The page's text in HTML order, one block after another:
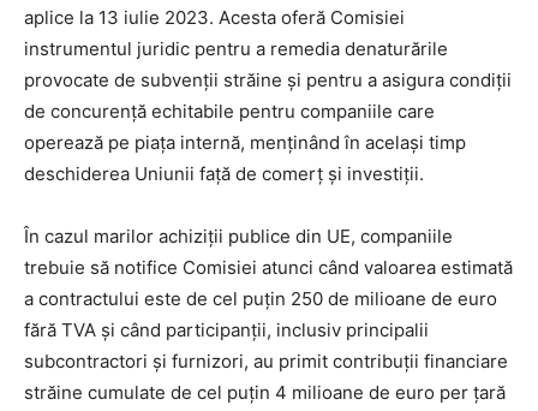
aplice la 13 iulie 2023. Acesta oferă Comisiei
instrumentul juridic pentru a remedia denaturările
provocate de subvenții străine și pentru a asigura condiții
de concurență echitabile pentru companiile care
operează pe piața internă, menținând în același timp
deschiderea Uniunii față de comerț și investiții.
În cazul marilor achiziții publice din UE, companiile
trebuie să notifice Comisiei atunci când valoarea estimată
a contractului este de cel puțin 250 de milioane de euro
fără TVA și când participanții, inclusiv principalii
subcontractori și furnizori, au primit contribuții financiare
străine cumulate de cel puțin 4 milioane de euro per țară